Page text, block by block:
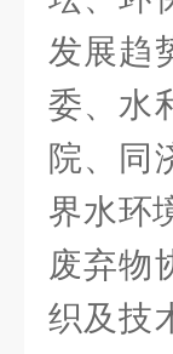
发展趋
委、水
院、同
界水环
废弃物
织及技